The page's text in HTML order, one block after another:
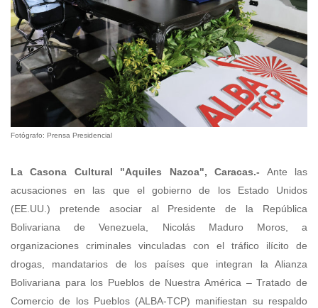
Fotógrafo: Prensa Presidencial
La Casona Cultural "Aquiles Nazoa", Caracas.- Ante las
acusaciones en las que el gobierno de los Estado Unidos
(EE.UU.) pretende asociar al Presidente de la República
Bolivariana de Venezuela, Nicolás Maduro Moros, a
organizaciones criminales vinculadas con el tráfico ilícito de
drogas, mandatarios de los países que integran la Alianza
Bolivariana para los Pueblos de Nuestra América – Tratado de
Comercio de los Pueblos (ALBA-TCP) manifiestan su respaldo